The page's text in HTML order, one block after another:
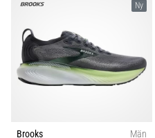
Ny
Brooks Män